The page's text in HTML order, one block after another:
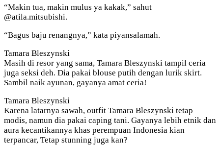
“Makin tua, makin mulus ya kakak,” sahut
@atila.mitsubishi.
“Bagus baju renangnya,” kata piyansalamah.
Tamara Bleszynski
Masih di resor yang sama, Tamara Bleszynski tampil ceria
juga seksi deh. Dia pakai blouse putih dengan lurik skirt.
Sambil naik ayunan, gayanya amat ceria!
Tamara Bleszynski
Karena latarnya sawah, outfit Tamara Bleszynski tetap
modis, namun dia pakai caping tani. Gayanya lebih etnik dan
aura kecantikannya khas perempuan Indonesia kian
terpancar, Tetap stunning juga kan?